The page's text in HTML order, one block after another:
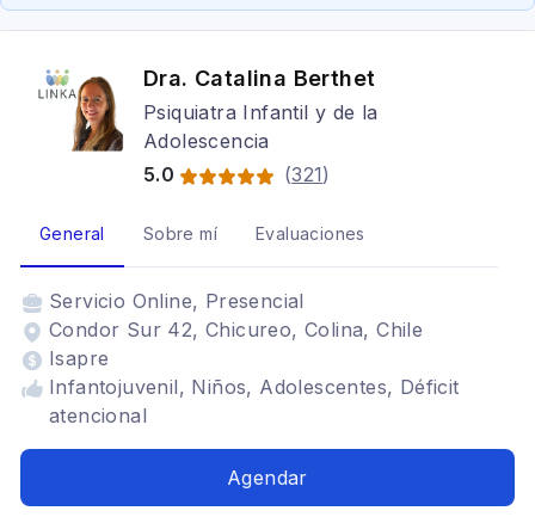
Dra. Catalina Berthet
Psiquiatra Infantil y de la
Adolescencia
5.0
(321)
General Sobre mí Evaluaciones
Servicio Online, Presencial
Condor Sur 42, Chicureo, Colina, Chile
Isapre
Infantojuvenil, Niños, Adolescentes, Déficit
atencional
Agendar